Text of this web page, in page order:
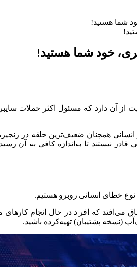
شما هستید!
خود شما هستید!
همچنان ضعیف‌ترین حلقه در
قادر نیستند تا به‌اندازه کافی به
نوع خطای انسانی روبرو هستیم.
می‌افتد که افراد در حال انجام
(نسخه پشتیبان) تهیه‌کرده باشید.